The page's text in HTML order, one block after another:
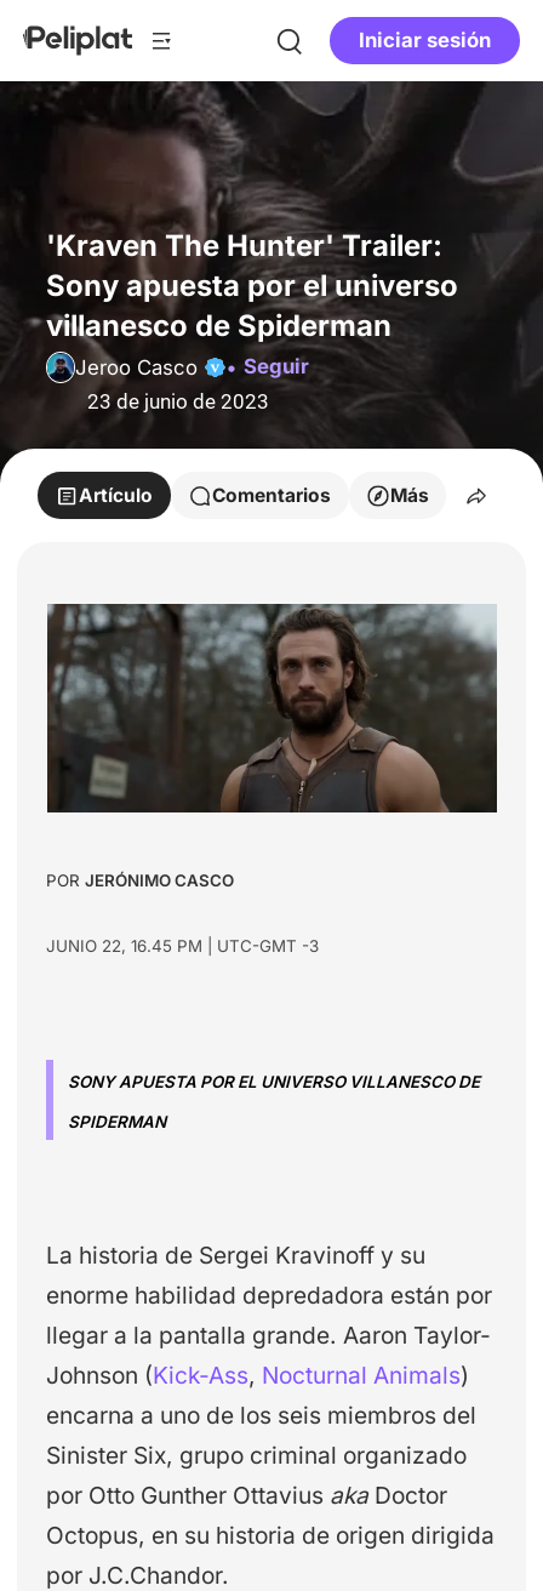
Iniciar sesión
'Kraven The Hunter' Trailer:
Sony apuesta por el universo
villanesco de Spiderman
Jeroo Casco
Seguir
23 de junio de 2023
Artículo Comentarios Más
PORJERÓNIMO CASCO
JUNIO 22, 16.45 PM | UTC-GMT -3
SONY APUESTA POR EL UNIVERSO VILLANESCO DE
SPIDERMAN
La historia de Sergei Kravinoff y su
enorme habilidad depredadora están por
llegar a la pantalla grande. Aaron Taylor-
Johnson (Kick-Ass, Nocturnal Animals)
encarna a uno de los seis miembros del
Sinister Six, grupo criminal organizado
por Otto Gunther Ottavius aka Doctor
Octopus, en su historia de origen dirigida
por J.C.Chandor.